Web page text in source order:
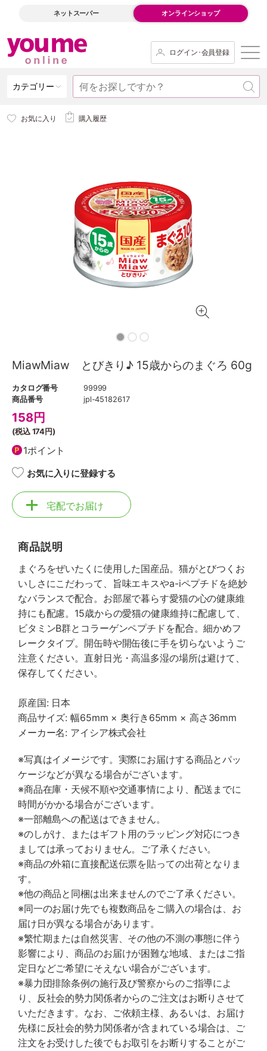
ネットスーパー オンラインショップ
ログイン･会員登録
カテゴリー
お気に入り 購入履歴
MiawMiaw とびきり♪ 15歳からのまぐろ 60g
カタログ番号
99999
商品番号
jpl-45182617
158円
(税込174円)
1ポイント
お気に入りに登録する
宅配でお届け
商品説明
まぐろをぜいたくに使用した国産品。猫がとびつくお
いしさにこだわって、旨味エキスやa-iペプチドを絶妙
なバランスで配合。お部屋で暮らす愛猫の心の健康維
持にも配慮。15歳からの愛猫の健康維持に配慮して、
ビタミンB群とコラーゲンペプチドを配合。細かめフ
レークタイプ。開缶時や開缶後に手を切らないようご
注意ください。直射日光・高温多湿の場所は避けて、
保存してください。
原産国: 日本
商品サイズ: 幅65mm × 奥行き65mm × 高さ36mm
メーカー名: アイシア株式会社
※写真はイメージです。実際にお届けする商品とパッ
ケージなどが異なる場合がございます。
※商品在庫・天候不順や交通事情により、配送までに
時間がかかる場合がございます。
※一部離島への配送はできません。
※のしがけ、またはギフト用のラッピング対応につき
ましては承っておりません。ご了承ください。
※商品の外箱に直接配送伝票を貼っての出荷となりま
す。
※他の商品と同梱は出来ませんのでご了承ください。
※同一のお届け先でも複数商品をご購入の場合は、お
届け日が異なる場合があります。
※繁忙期または自然災害、その他の不測の事態に伴う
影響により、商品のお届けが困難な地域、またはご指
定日などご希望にそえない場合がございます。
※暴力団排除条例の施行及び警察からのご指導によ
り、反社会的勢力関係者からのご注文はお断りさせて
いただきます。なお、ご依頼主様、あるいは、お届け
先様に反社会的勢力関係者が含まれている場合は、ご
注文をお受けした後でもお取引をお断りすることがご